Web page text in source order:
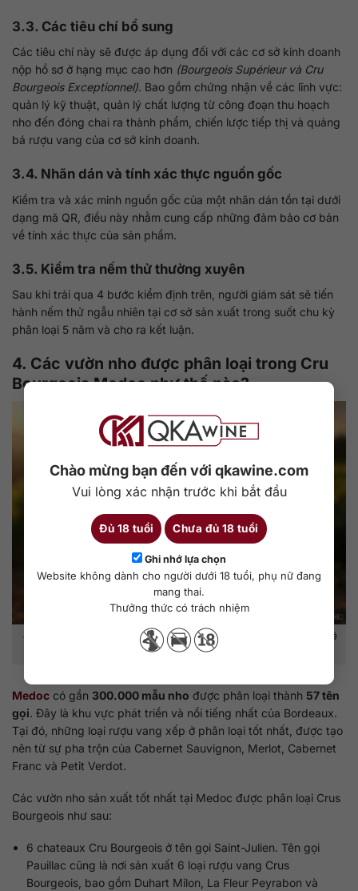
Chào mừng bạn đến với qkawine.com
Vui lòng xác nhận trước khi bắt đầu
Đủ 18 tuổi Chưa đủ 18 tuổi
Ghi nhớ lựa chọn
Website không dành cho người dưới 18 tuổi, phụ nữ đang
mang thai.
Thưởng thức có trách nhiệm
3.3. Các tiêu chí bổ sung
Các tiêu chí này sẽ được áp dụng đối với các cơ sở kinh doanh
nộp hồ sơ ở hạng mục cao hơn (Bourgeois Supérieur và Cru
Bourgeois Exceptionnel). Bao gồm chứng nhận về các lĩnh vực:
quản lý kỹ thuật, quản lý chất lượng từ công đoạn thu hoạch
nho đến đóng chai ra thành phẩm, chiến lược tiếp thị và quảng
bá rượu vang của cơ sở kinh doanh.
3.4. Nhãn dán và tính xác thực nguồn gốc
Kiểm tra và xác minh nguồn gốc của một nhãn dán tồn tại dưới
dạng mã QR, điều này nhằm cung cấp những đảm bảo cơ bản
về tính xác thực của sản phẩm.
3.5. Kiểm tra nếm thử thường xuyên
Sau khi trải qua 4 bước kiểm định trên, người giám sát sẽ tiến
hành nếm thử ngẫu nhiên tại cơ sở sản xuất trong suốt chu kỳ
phân loại 5 năm và cho ra kết luận.
4. Các vườn nho được phân loại trong Cru
Bourgeois Medoc như thế nào?
Các chateau tại Medoc được phân loại theo tên gọi, chất lượng và
hồ sơ sản xuất.
Medoc có gần 300.000 mẫu nho được phân loại thành 57 tên
gọi. Đây là khu vực phát triển và nổi tiếng nhất của Bordeaux.
Tại đó, những loại rượu vang xếp ở phân loại tốt nhất, được tạo
nên từ sự pha trộn của Cabernet Sauvignon, Merlot, Cabernet
Franc và Petit Verdot.
Các vườn nho sản xuất tốt nhất tại Medoc được phân loại Crus
Bourgeois như sau:
6 chateaux Cru Bourgeois ở tên gọi Saint-Julien. Tên gọi
Pauillac cũng là nơi sản xuất 6 loại rượu vang Crus
Bourgeois, bao gồm Duhart Milon, La Fleur Peyrabon và